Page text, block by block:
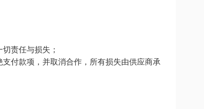
责任与损失；
付款项，并取消合作，所有损失由供应商承